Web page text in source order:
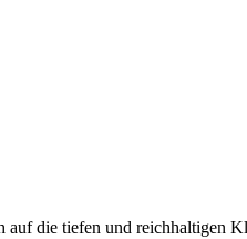
die tiefen und reichhaltigen